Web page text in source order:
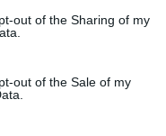
out of the Sharing of my
out of the Sale of my